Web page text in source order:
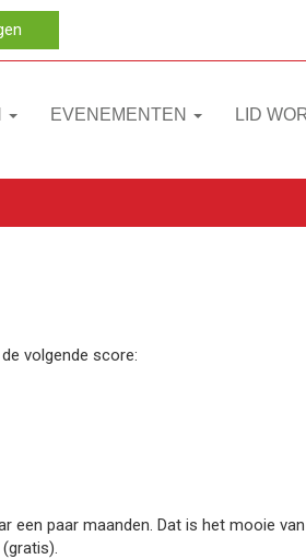
EVENEMENTEN LID
volgende score:
paar maanden. Dat is het mooie